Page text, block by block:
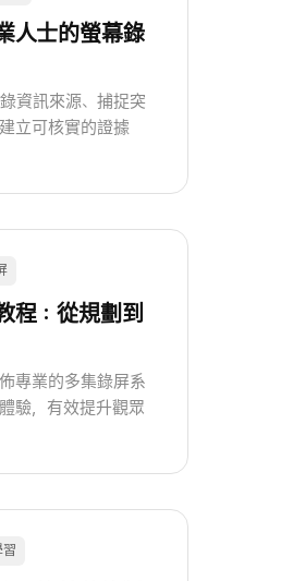
人士的螢幕錄
資訊來源、捕捉突
立可核實的證據
程：從規劃到
專業的多集錄屏系
驗，有效提升觀眾
習